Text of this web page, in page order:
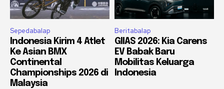
Sepedabalap
Indonesia Kirim 4 Atlet
Ke Asian BMX
Continental
Championships 2026 di
Malaysia
Beritabalap
GIIAS 2026: Kia Carens
EV Babak Baru
Mobilitas Keluarga
Indonesia